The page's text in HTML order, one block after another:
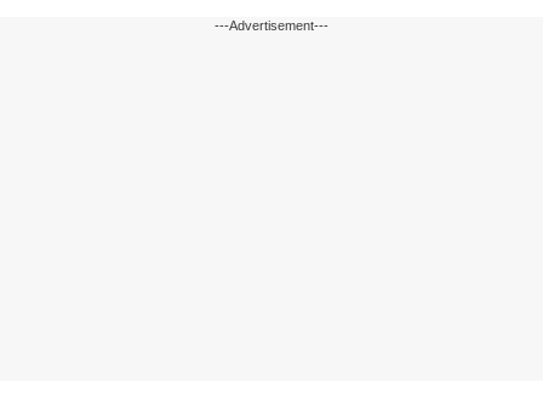
---Advertisement---